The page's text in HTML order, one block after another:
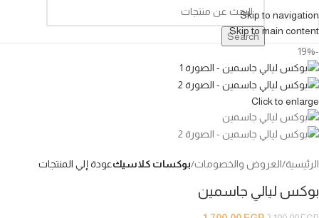
Skip to navigation
Skip to main content
Search
-19%
Click to enlarge
الرئيسية العروض والخصومات بوكسات كلاسيكعودة إلي المنتجات
بوكس ليالي جاسمين